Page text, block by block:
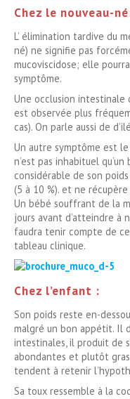
Chez le nouveau-
L’ élimination tardive du
né) ne signifie pas
mucoviscidose; elle
symptôme.
Une occlusion intestinale
est observée plus
cas). On parle aussi de
Un autre symptôme est
n’est pas inhabituel
considérable de son
(5 à 10 %). et ne
Un bébé souffrant de la
jours avant d’atteindre à
faudra tenir compte de
tableau clinique.
Chez l’enfant :
Son poids reste en-
malgré un bon appétit. Il
intestinales, il produit de
abondantes et plutôt
tendent à retenir
Sa toux ressemble à la